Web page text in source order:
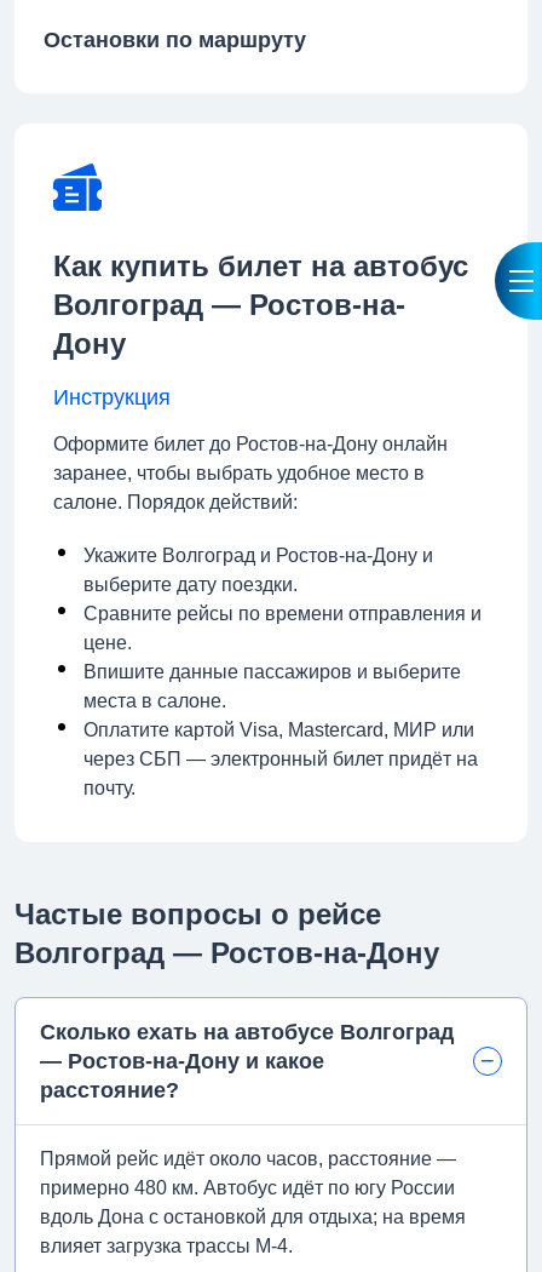
Остановки по маршруту
Как купить билет на автобус
Волгоград — Ростов-на-
Дону
Инструкция
Оформите билет до Ростов-на-Дону онлайн
заранее, чтобы выбрать удобное место в
салоне. Порядок действий:
Укажите Волгоград и Ростов-на-Дону и
выберите дату поездки.
Сравните рейсы по времени отправления и
цене.
Впишите данные пассажиров и выберите
места в салоне.
Оплатите картой Visa, Mastercard, МИР или
через СБП — электронный билет придёт на
почту.
Частые вопросы о рейсе
Волгоград — Ростов-на-Дону
Сколько ехать на автобусе Волгоград
— Ростов-на-Дону и какое
расстояние?
Прямой рейс идёт около часов, расстояние —
примерно 480 км. Автобус идёт по югу России
вдоль Дона с остановкой для отдыха; на время
влияет загрузка трассы М-4.